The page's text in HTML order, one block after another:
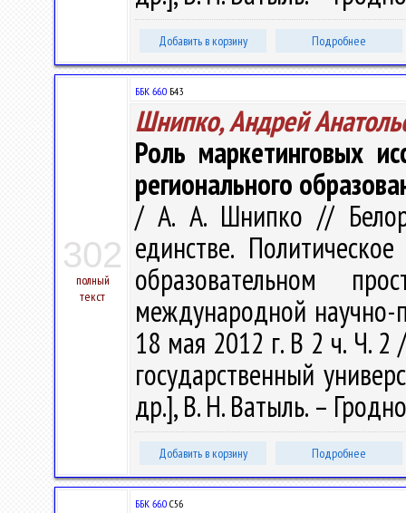
Добавить в корзину Подробнее
302
полный
текст
ББК 66.0 Б43
Шнипко, Андрей
Роль маркетинговых
регионального
/ А. А. Шнипко //
единстве.
образовательном
международной научно-
18 мая 2012 г. В 2 ч. Ч. 2
государственный
др.], В. Н. Ватыль. –
Добавить в корзину Подробнее
ББК 66.0 С56